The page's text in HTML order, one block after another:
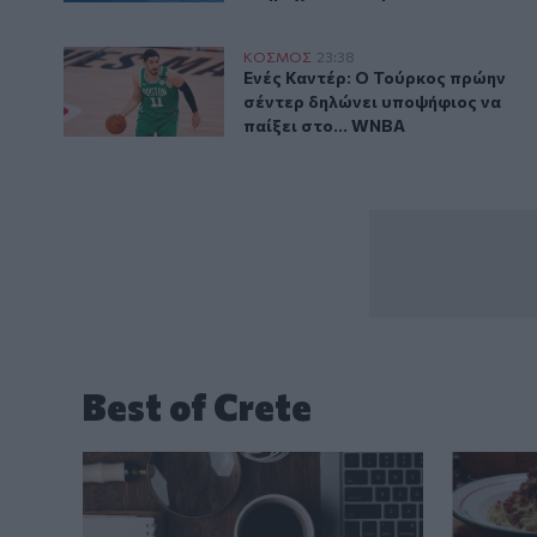
Ενές Καντέρ: Ο Τούρκος πρώην σέντερ δηλώνει
ΚΟΣΜΟΣ 23:38
Ενές Καντέρ: Ο Τούρκος πρώην
Ενές Καντέρ: Ο Τούρκος πρώην
σέντερ δηλώνει υποψήφιος να
παίξει στο... WNBA
Best of Crete